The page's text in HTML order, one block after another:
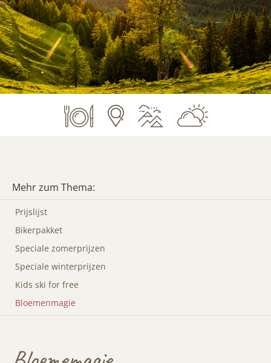
Mehr zum Thema:
Prijslijst
Bikerpakket
Speciale zomerprijzen
Speciale winterprijzen
Kids ski for free
Bloemenmagie